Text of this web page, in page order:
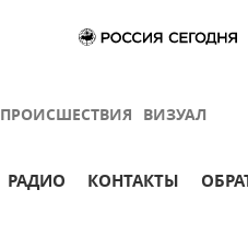
ПРОИСШЕСТВИЯ ВИЗУАЛ
РАДИО КОНТАКТЫ